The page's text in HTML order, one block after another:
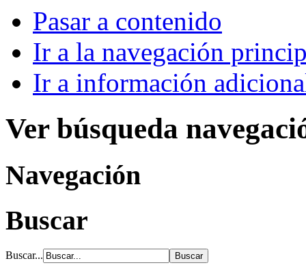
Pasar a contenido
Ir a la navegación
Ir a información
Ver búsqueda
Navegación
Buscar
Buscar...